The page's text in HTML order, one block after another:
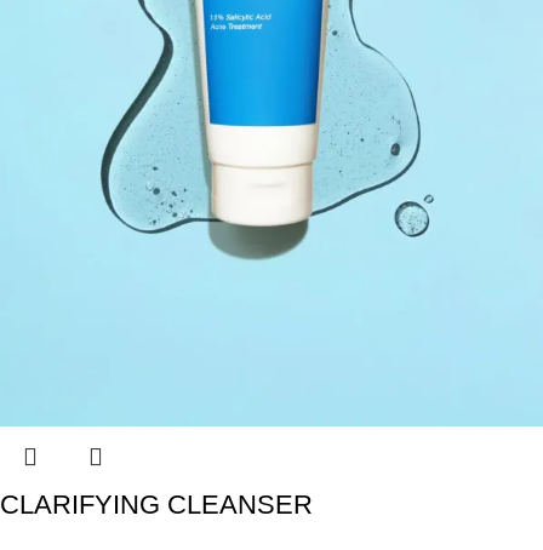
CLARIFYING CLEANSER